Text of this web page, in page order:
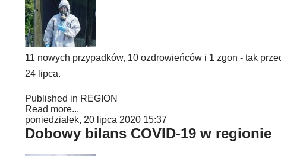
11 nowych przypadków, 10 ozdrowieńców i 1 zgon - tak
24 lipca.
Published in REGION
Read more...
poniedziałek, 20 lipca 2020 15:37
Dobowy bilans COVID-19 w regionie